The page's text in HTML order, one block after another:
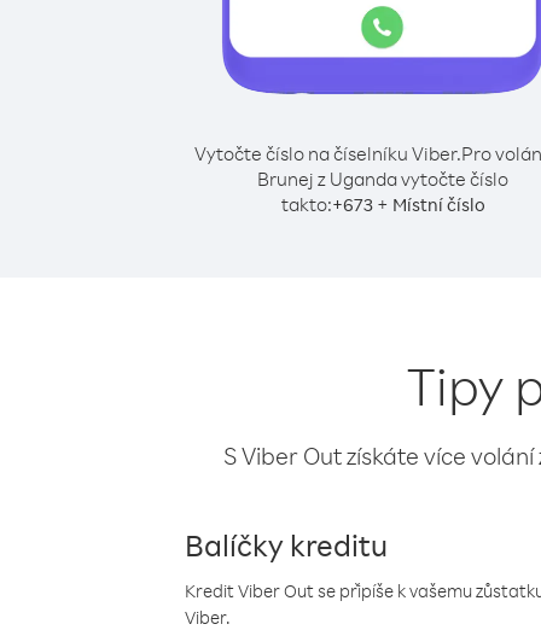
Vytočte číslo na číselníku Viber.Pro
Brunej z Uganda vytočte číslo
takto:+673+ Místní číslo
Tipy
S Viber Out získáte více
Balíčky kreditu
Kredit Viber Out se připíše k vašemu
Viber.